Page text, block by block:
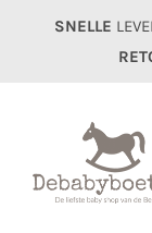
SNELLE